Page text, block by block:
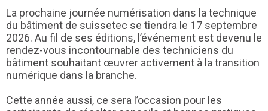
La prochaine journée numérisation dans la technique
du bâtiment de suissetec se tiendra le 17 septembre
2026. Au fil de ses éditions, l’événement est devenu le
rendez-vous incontournable des techniciens du
bâtiment souhaitant œuvrer activement à la transition
numérique dans la branche.
Cette année aussi, ce sera l’occasion pour les